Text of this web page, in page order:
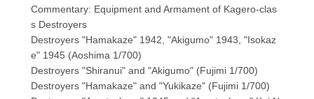
Commentary: Equipment and Armament of Kagero-clas
s Destroyers
Destroyers "Hamakaze" 1942, "Akigumo" 1943, "Isokaz
e" 1945 (Aoshima 1/700)
Destroyers "Shiranui" and "Akigumo" (Fujimi 1/700)
Destroyers "Hamakaze" and "Yukikaze" (Fujimi 1/700)